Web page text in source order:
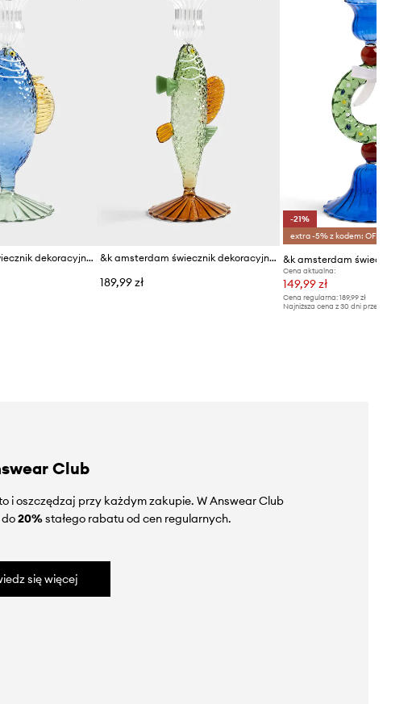
&k amsterdam świecznik dekoracyjny fish blue &k amsterdam świecznik dekoracyjny
189,99 zł
-21%
extra -5% z kodem: OFF*
Cena aktualna:
149,99 zł
Cena regularna: 189,99 zł
Najniższa cena z 30 dni przed obniżką:
Club
i oszczędzaj przy każdym zakupie. W Answear Club
20%stałego rabatu od cen regularnych.
się więcej